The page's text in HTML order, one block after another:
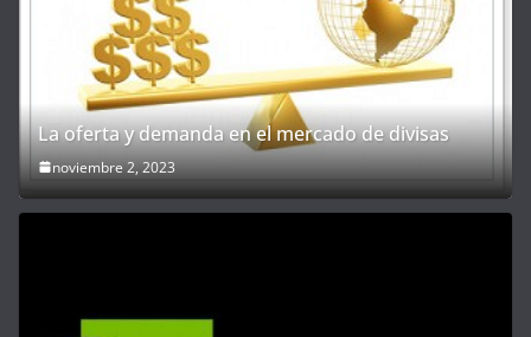
La oferta y demanda en el mercado de divisas
noviembre 2, 2023